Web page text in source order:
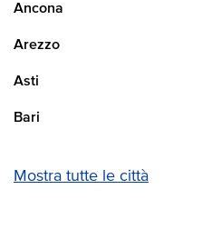
Ancona
Arezzo
Asti
Bari
Mostra tutte le città